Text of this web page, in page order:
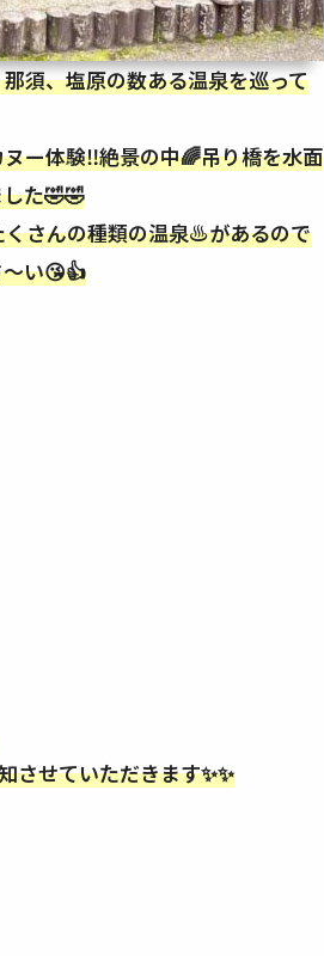
須、塩原の数ある温泉を巡って
ー体験‼️絶景の中🌈吊り橋を水面
た🤣🤣
さんの種類の温泉♨️があるので
い😘👍
させていただきます✨✨